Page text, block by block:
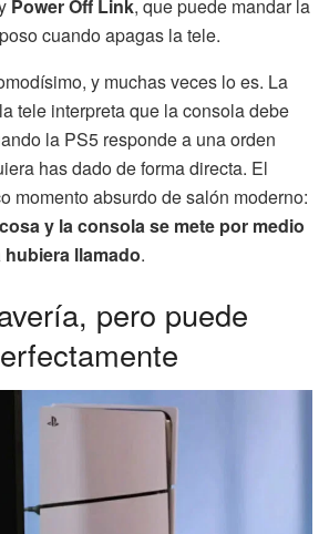
Power Off Link, que puede mandar la
cuando apagas la tele.
y muchas veces lo es. La
tele interpreta que la consola debe
la PS5 responde a una orden
has dado de forma directa. El
momento absurdo de salón moderno:
y la consola se mete por medio
llamado.
pero puede